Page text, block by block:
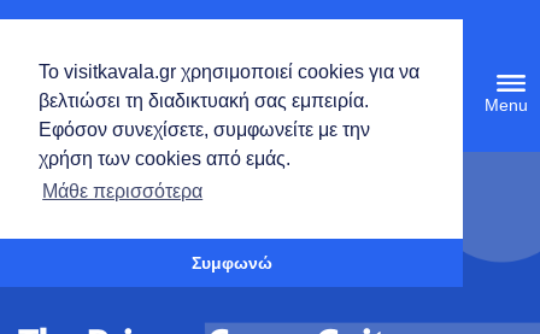
Ανοίξτε τη γραμμή εργαλείων
Το visitkavala.gr χρησιμοποιεί cookies για να
βελτιώσει τη διαδικτυακή σας εμπειρία.
Εφόσον συνεχίσετε, συμφωνείτε με την
χρήση των cookies από εμάς.
Μάθε περισσότερα
Συμφωνώ